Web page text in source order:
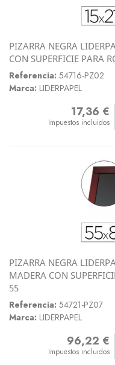
PIZARRA NEGRA
CON SUPERFICIE PARA
Referencia: 54716-PZ02
Marca: LIDERPAPEL
17,36 €
Impuestos incluidos
PIZARRA NEGRA
MADERA CON
55
Referencia: 54721-PZ07
Marca: LIDERPAPEL
Precio96,22 €
Impuestos incluidos